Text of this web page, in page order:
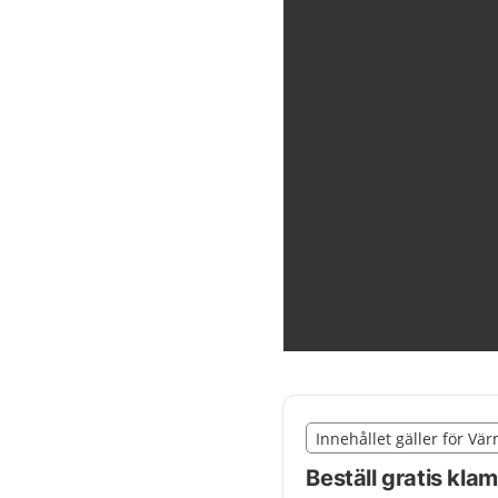
Nedan innehåll gäller
Innehållet gäller för
Beställ gratis
Slut på det regionala